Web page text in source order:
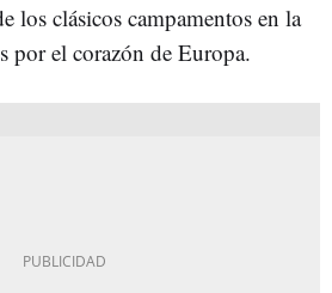
los clásicos campamentos en la
por el corazón de Europa.